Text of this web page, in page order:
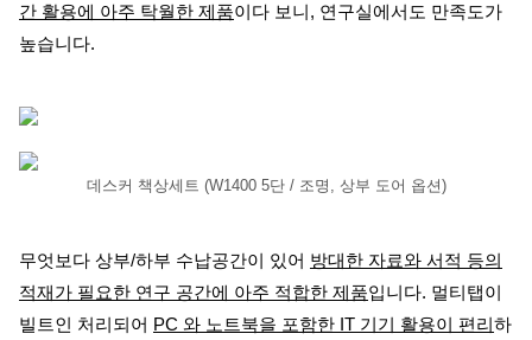
간 활용에 아주 탁월한 제품이다 보니, 연구실에서도 만족도가
높습니다.
데스커 책상세트 (W1400 5단 / 조명, 상부 도어 옵션)
무엇보다 상부/하부 수납공간이 있어 방대한 자료와 서적 등의
적재가 필요한 연구 공간에 아주 적합한 제품입니다. 멀티탭이
빌트인 처리되어 PC 와 노트북을 포함한 IT 기기 활용이 편리하